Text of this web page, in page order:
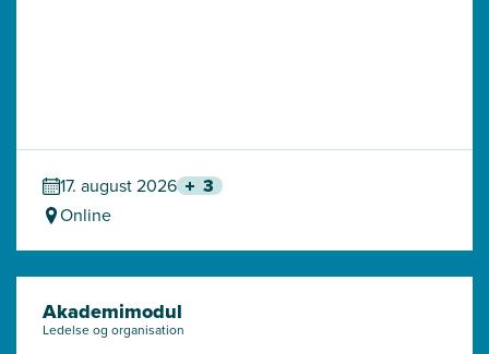
17. august 2026
3
Online
Akademimodul
Ledelse og organisation